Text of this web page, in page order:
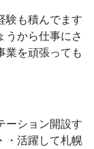
験も積んでます
うから仕事にさ
業を頑張っても
ーション開設す
・活躍して札幌